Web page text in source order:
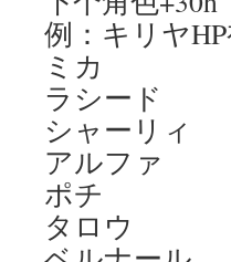
例：キリヤ
ミカ
ラシード
シャーリィ
アルファ
ポチ
タロウ